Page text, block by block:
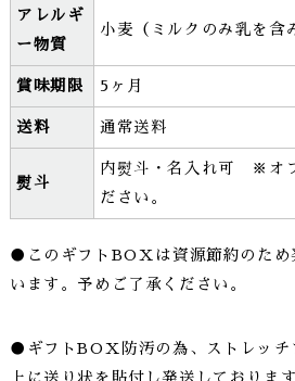
アレルギ
ー物質
小麦（ミルクのみ乳を含
賞味期限 5ヶ月
送料 通常送料
熨斗
内熨斗・名入れ可 ※オ
ださい。
●このギフトBOXは資源節約のため
います。予めご了承ください。
●ギフトBOX防汚の為、ストレッチ
上に送り状を貼付し発送しております